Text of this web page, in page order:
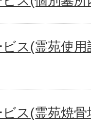
ス(霊苑使
ス(霊苑焼骨